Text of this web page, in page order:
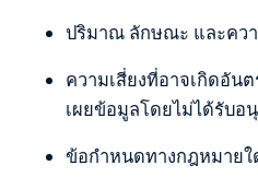
ปริมาณ ลักษณะ และคว
ความเสี่ยงที่อาจเกิดอัน
เผยข้อมูลโดยไม่ได้รับอ
ข้อกำหนดทางกฎหมายใ